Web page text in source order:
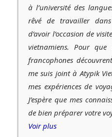
à l’université des
rêvé de travailler
d’avoir l’occasion de
vietnamiens. Pour que
francophones
me suis joint à Atypik
mes expériences de
J’espère que mes
de bien préparer votre
Voir plus